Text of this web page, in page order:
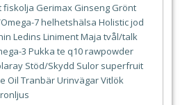
fiskolja Gerimax Ginseng Grönt
7helhetshälsa Holisticjod
Ledins LinimentMaja tvål/talk
3 Pukka te q10rawpowder
Stöd/Skydd Sulor superfruit
Oil TranbärUrinvägarVitlök